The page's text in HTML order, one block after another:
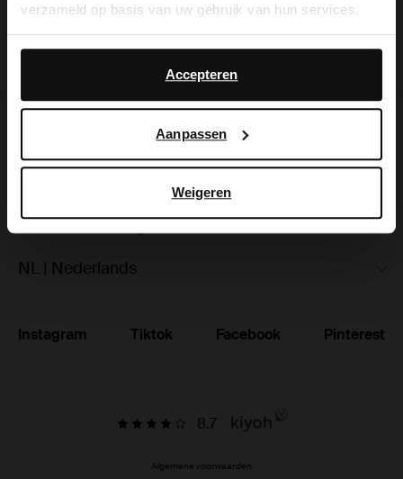
verzameld op basis van uw gebruik van hun services.
Daarnaast werken wij samen met Google voor
advertentie- en meetdoeleinden. Meer informatie over
hoe Google uw persoonsgegevens gebruikt, vindt u op
Accepteren
Aanpassen
Weigeren
Klantenservice
Ruilen & retourneren
Studentenkorting
NL | Nederlands
Instagram Tiktok Facebook Pinterest
8.7
Algemene voorwaarden
Yes, switch to
English
No, stay in Dutch